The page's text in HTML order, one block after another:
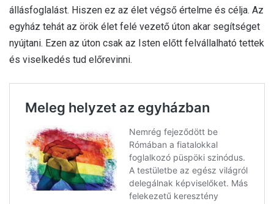
állásfoglalást. Hiszen ez az élet végső értelme és célja. Az
egyház tehát az örök élet felé vezető úton akar segítséget
nyújtani. Ezen az úton csak az Isten előtt felvállalható tettek
és viselkedés tud előrevinni.